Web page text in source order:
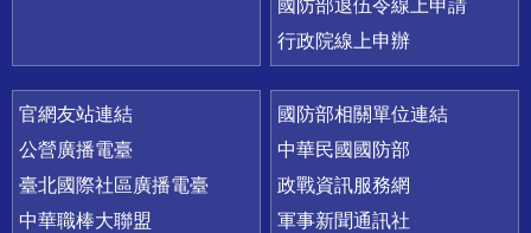
國防部退伍令線上申請
行政院線上申辦
官網友站連結
公營廣播電臺
臺北國際社區廣播電臺
中華職棒大聯盟
國防部相關單位連結
中華民國國防部
政戰資訊服務網
軍事新聞通訊社